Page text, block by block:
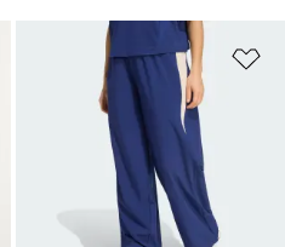
Añadir a la lista de deseos